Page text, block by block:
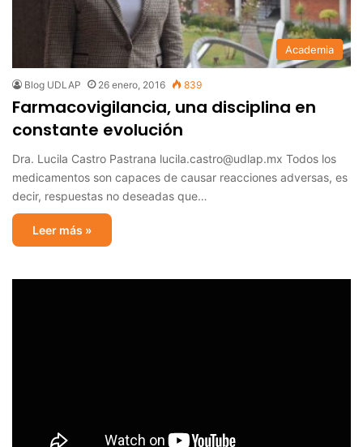
Academia
Blog UDLAP 26 enero, 2016 839
Farmacovigilancia, una disciplina en
constante evolución
Dra. Lucila Castro Pastrana lucila.castro@udlap.mx Todos los
medicamentos son capaces de causar reacciones adversas, es
decir, respuestas no deseadas que…
Leer más »